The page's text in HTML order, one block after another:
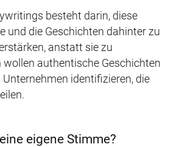
besteht darin, diese
und die Geschichten dahinter zu
anstatt sie zu
wollen authentische Geschichten
identifizieren, die
eigene Stimme?